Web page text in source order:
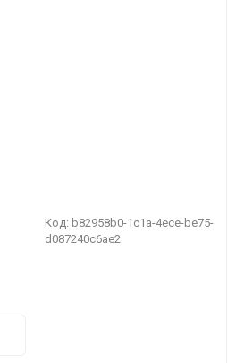
Код: b82958b0-1c1a-4ece-be75-
d087240c6ae2